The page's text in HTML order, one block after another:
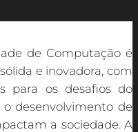
de Computação é
e inovadora, com
para os desafios do
desenvolvimento de
a sociedade. A